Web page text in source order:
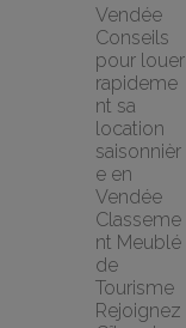
Vendée
Conseils
pour louer
rapideme
nt sa
location
saisonnièr
e en
Vendée
Classeme
nt Meublé
de
Tourisme
Rejoignez